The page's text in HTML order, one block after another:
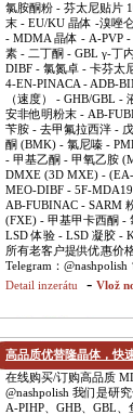
氯胺酮粉 - 芬太尼贴片
末 - EU/KU 晶体 -溴唑
- MDMA 晶体 - A-PVP
素 - 二丁酮 - GBL γ-丁
DIBF - 氯氮卓 - 卡芬太
4-EN-PINACA - ADB-
（速度） - GHB/GBL -
安非他明粉末 - AB-
苄胺 - 去甲氟拉西泮 -
酮 (BMK) - 氯尼嗪 -
- 甲基乙酮 - 甲氧乙胺
DMXE (3D MXE) -
MEO-DIBF - 5F-
AB-FUBINAC - SARM
(FXE) - 甲基甲卡西酮 -
LSD 体验 - LSD 凝胶 -
所有老客户提供优惠价
Telegram：
Detail inzerátu
- Vlož
高品质优替隆晶体，快
在线购买/订购高品质
@nashpolish 我们是研
A-PIHP、GHB、GBL